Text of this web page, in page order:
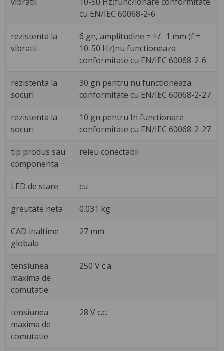
cu EN/IEC 60068-2-6
rezistenta la
vibratii
6 gn, amplitudine = +/- 1 mm (f =
10-50 Hz)nu functioneaza
conformitate cu EN/IEC 60068-2-6
rezistenta la
socuri
30 gn pentru nu functioneaza
conformitate cu EN/IEC 60068-2-27
rezistenta la
socuri
10 gn pentru In functionare
conformitate cu EN/IEC 60068-2-27
tip produs sau
componenta
releu conectabil
LED de stare cu
greutate neta 0.031 kg
CAD inaltime
globala
27 mm
tensiunea
maxima de
comutatie
250 V c.a.
tensiunea
maxima de
comutatie
28 V c.c.